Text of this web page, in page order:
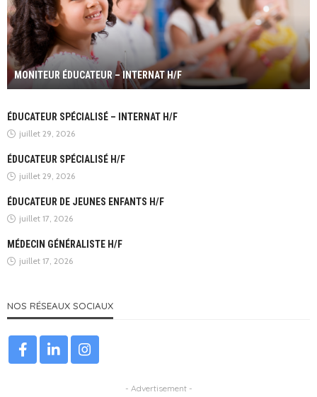
MONITEUR ÉDUCATEUR – INTERNAT H/F
ÉDUCATEUR SPÉCIALISÉ – INTERNAT H/F
juillet 29, 2026
ÉDUCATEUR SPÉCIALISÉ H/F
juillet 29, 2026
ÉDUCATEUR DE JEUNES ENFANTS H/F
juillet 17, 2026
MÉDECIN GÉNÉRALISTE H/F
juillet 17, 2026
NOS RÉSEAUX SOCIAUX
- Advertisement -